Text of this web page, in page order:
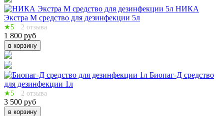
НИКА
Экстра М средство для дезинфекции 5л
★5 2 отзыва
1 800 руб
в корзину
Биопаг-Д средство
для дезинфекции 1л
★5 2 отзыва
3 500 руб
в корзину